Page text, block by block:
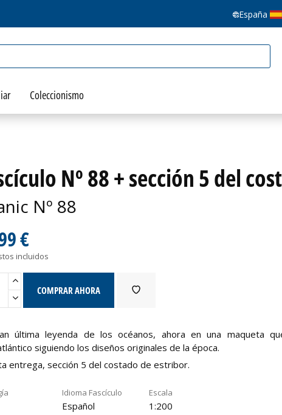
España
Coleccionismo
Nº 88 + sección 5 del
Nº 88
€
incluidos
COMPRAR AHORA
última leyenda de los océanos, ahora en una maqueta
siguiendo los diseños originales de la época.
entrega, sección 5 del costado de estribor.
Idioma Fascículo
Español
Escala
1:200